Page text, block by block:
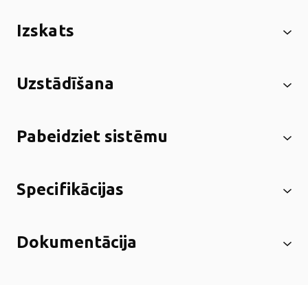
Izskats
Uzstādīšana
Pabeidziet sistēmu
Specifikācijas
Dokumentācija